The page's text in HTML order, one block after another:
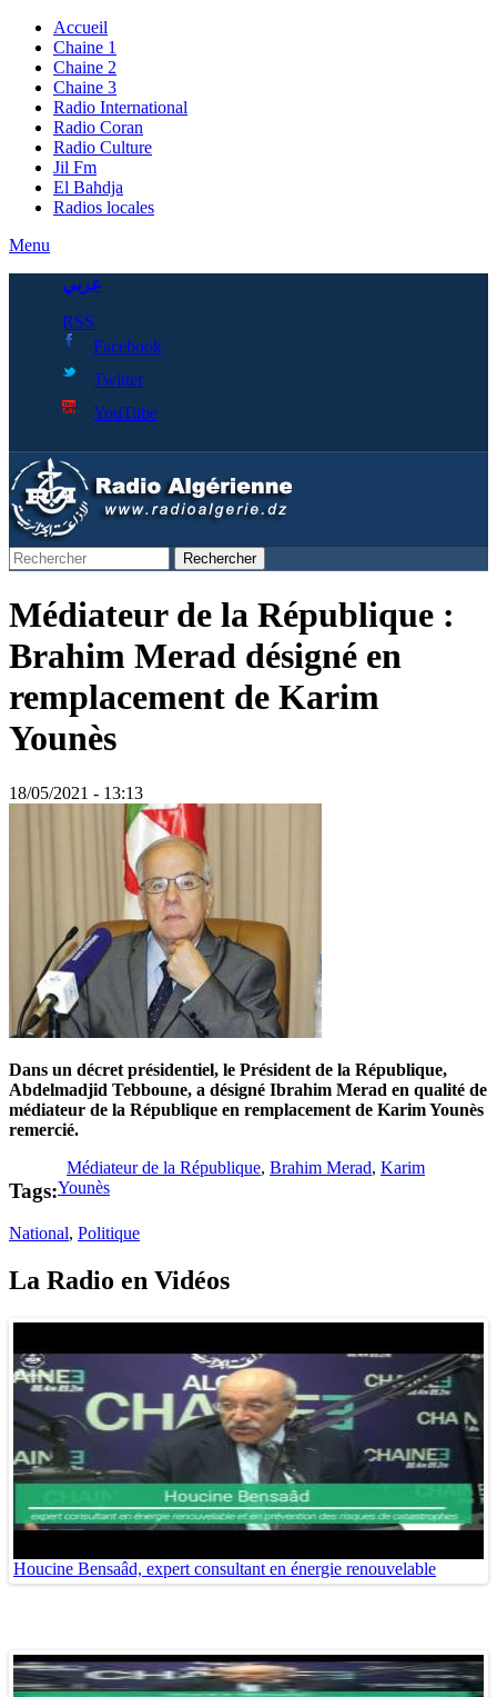
Accueil
Chaine 1
Chaine 2
Chaine 3
Radio International
Radio Coran
Radio Culture
Jil Fm
El Bahdja
Radios locales
Menu
عربي
RSS
Facebook
Twitter
YouTube
Rechercher
Médiateur de la République :
Brahim Merad désigné en
remplacement de Karim
Younès
18/05/2021 - 13:13
Dans un décret présidentiel, le Président de la République,
Abdelmadjid Tebboune, a désigné Ibrahim Merad en qualité de
médiateur de la République en remplacement de Karim Younès
remercié.
Tags:
Médiateur de la République, Brahim Merad, Karim
Younès
National, Politique
La Radio en Vidéos
Houcine Bensaâd, expert consultant en énergie renouvelable